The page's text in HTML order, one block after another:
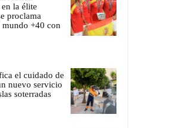
la élite
proclama
mundo +40 con
el cuidado de
nuevo servicio
soterradas